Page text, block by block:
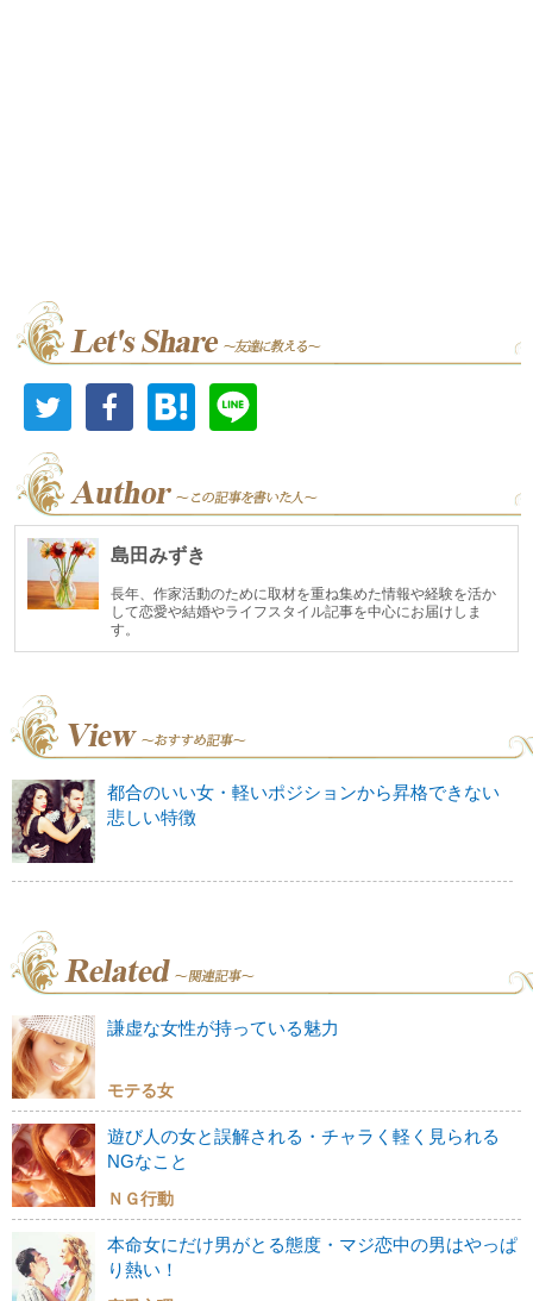
島田みずき
長年、作家活動のために取材を重ね集めた情報や経験を活か
して恋愛や結婚やライフスタイル記事を中心にお届けしま
す。
都合のいい女・軽いポジションから昇格できない
悲しい特徴
謙虚な女性が持っている魅力
モテる女
遊び人の女と誤解される・チャラく軽く見られる
NGなこと
ＮＧ行動
本命女にだけ男がとる態度・マジ恋中の男はやっぱ
り熱い！